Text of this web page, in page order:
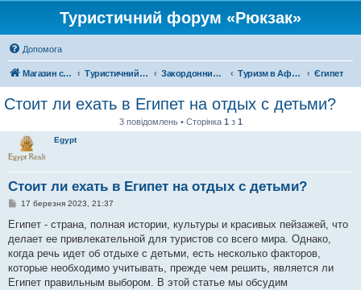
Туристичний форум «Рюкзак»
Допомога
Магазин спорядження Туристичний форум «Рюкзак» Закордонний туризм Туризм в Африці Єгипет
Стоит ли ехать в Египет на отдых с детьми?
3 повідомлень • Сторінка 1 з 1
Egypt
Стоит ли ехать в Египет на отдых с детьми?
П
в
д
о
м
л
е
17 березня 2023, 21:37
Египет - страна, полная истории, культуры и красивых пейзажей, что
делает ее привлекательной для туристов со всего мира. Однако,
когда речь идет об отдыхе с детьми, есть несколько факторов,
которые необходимо учитывать, прежде чем решить, является ли
Египет правильным выбором. В этой статье мы обсудим